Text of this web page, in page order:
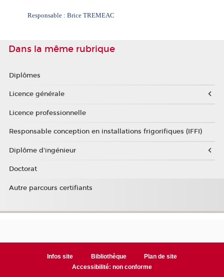
Responsable : Brice TREMEAC
Dans la même rubrique
Diplômes
Licence générale
Licence professionnelle
Responsable conception en installations frigorifiques (IFFI)
Diplôme d'ingénieur
Doctorat
Autre parcours certifiants
Infos site Bibliothèque
Plan de site
Accessibilité: non conforme